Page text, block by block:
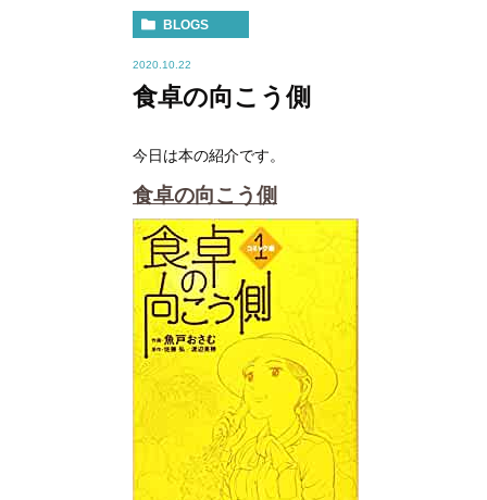
BLOGS
2020.10.22
食卓の向こう側
今日は本の紹介です。
食卓の向こう側